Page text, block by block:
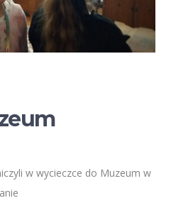
w wycieczce do Muzeum w